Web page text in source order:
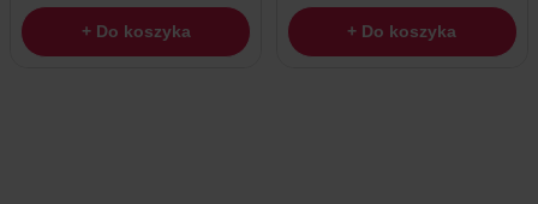
+ Do koszyka + Do koszyka